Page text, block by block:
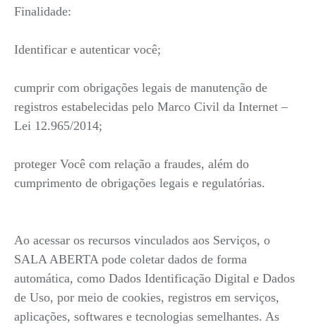
Finalidade:
Identificar e autenticar você;
cumprir com obrigações legais de manutenção de
registros estabelecidas pelo Marco Civil da Internet –
Lei 12.965/2014;
proteger Você com relação a fraudes, além do
cumprimento de obrigações legais e regulatórias.
Ao acessar os recursos vinculados aos Serviços, o
SALA ABERTA pode coletar dados de forma
automática, como Dados Identificação Digital e Dados
de Uso, por meio de cookies, registros em serviços,
aplicações, softwares e tecnologias semelhantes. As